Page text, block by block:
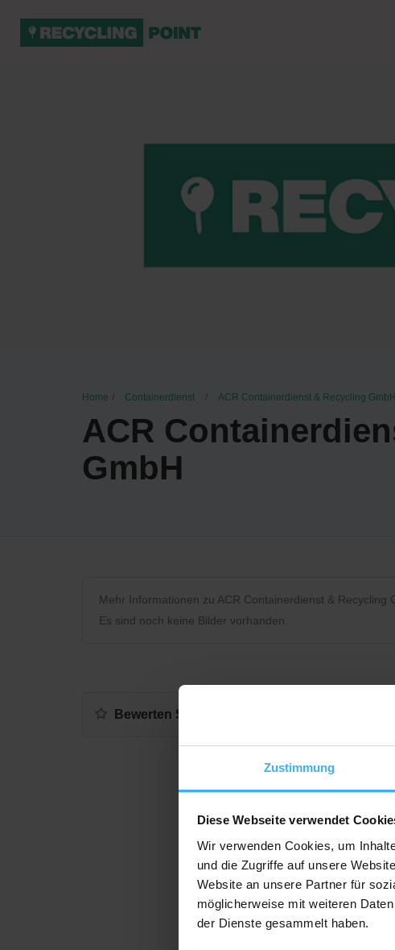
Zustimmung
Diese Webseite verwendet
Wir verwenden Cookies, um
und die Zugriffe auf unsere
Website an unsere Partner für
möglicherweise mit weiteren
der Dienste gesammelt haben.
Home Containerdienst ACR Containerdienst & Recycling GmbH
ACR
GmbH
Mehr Informationen zu ACR Containerdienst & Recycling
Es sind noch keine Bilder vorhanden.
Bewerten Sie uns